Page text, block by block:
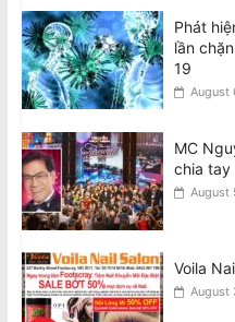
Phát
lần
19
August
MC
chia tay
August
Voila
August